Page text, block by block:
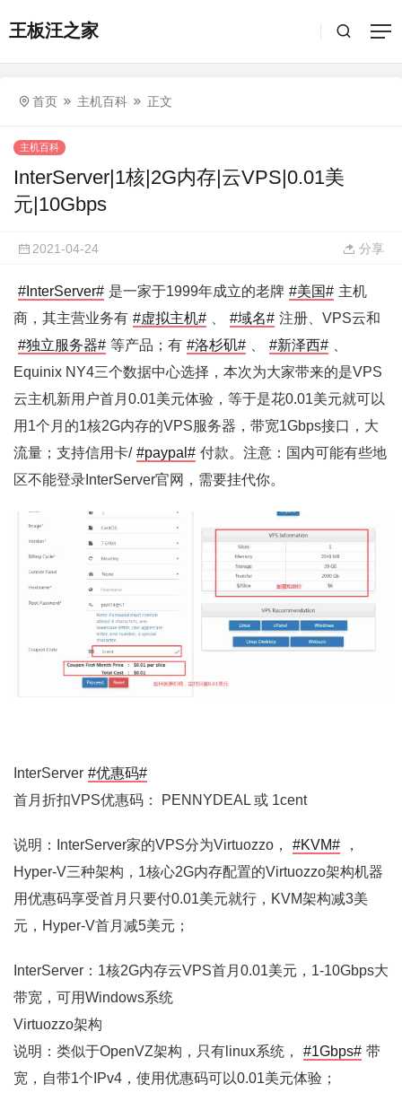
王板汪之家
首页 主机百科 正文
主机百科
InterServer|1核|2G内存|云VPS|0.01美
元|10Gbps
2021-04-24 分享
#InterServer# 是一家于1999年成立的老牌 #美国# 主机
商，其主营业务有 #虚拟主机# #域名# 注册、VPS云和
#独立服务器# 等产品；有 #洛杉矶# #新泽西#
Equinix NY4三个数据中心选择，本次为大家带来的是VPS
云主机新用户首月0.01美元体验，等于是花0.01美元就可以
用1个月的1核2G内存的VPS服务器，带宽1Gbps接口，大
流量；支持信用卡/ #paypal# 付款。注意：国内可能有些地
区不能登录InterServer官网，需要挂代你。
InterServer #优惠码#
首月折扣VPS优惠码： PENNYDEAL 或 1cent
说明：InterServer家的VPS分为Virtuozzo， #KVM#
，
Hyper-V三种架构，1核心2G内存配置的Virtuozzo架构机器
用优惠码享受首月只要付0.01美元就行，KVM架构减3美
元，Hyper-V首月减5美元；
InterServer：1核2G内存云VPS首月0.01美元，1-10Gbps大
带宽，可用Windows系统
Virtuozzo架构
说明：类似于OpenVZ架构，只有linux系统，
#1Gbps# 带
宽，自带1个IPv4，使用优惠码可以0.01美元体验；